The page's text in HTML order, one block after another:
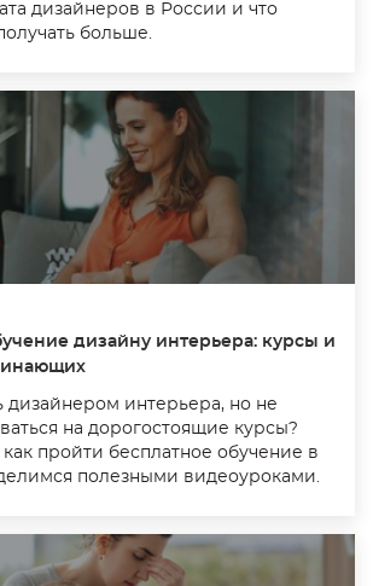
дизайнеров в России и что
больше.
дизайну интерьера: курсы и
дизайнером интерьера, но не
на дорогостоящие курсы?
как пройти бесплатное обучение в
полезными видеоуроками.